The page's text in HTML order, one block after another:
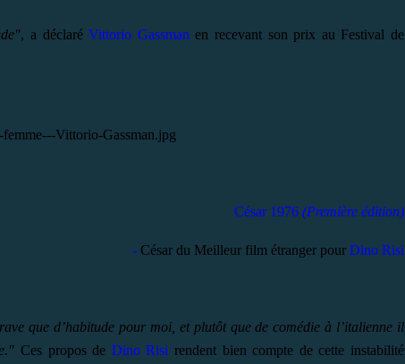
, a déclaréVittorio Gassman en recevant son prix au Festival de
César 1976 (Première édition)
- César du Meilleur film étranger pour Dino Risi
que d’habitude pour moi, et plutôt que de comédie à l’italienne il
Ces propos de Dino Risi rendent bien compte de cette instabilité